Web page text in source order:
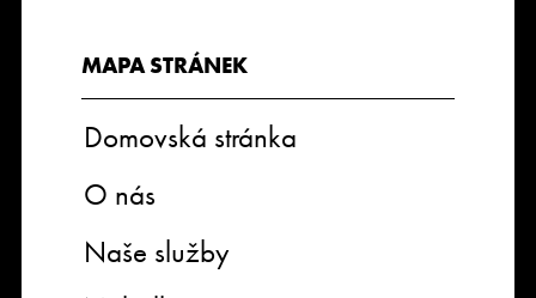
MAPA STRÁNEK
Domovská stránka
O nás
Naše služby